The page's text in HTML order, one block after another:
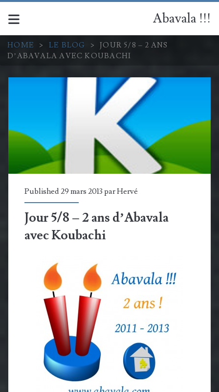
Abavala !!!
HOME > LE BLOG >
JOUR 5/8 – 2 ANS
D’ABAVALA AVEC KOUBACHI
Published 29 mars 2013 parHervé
Jour 5/8 – 2 ans d’Abavala
avec Koubachi